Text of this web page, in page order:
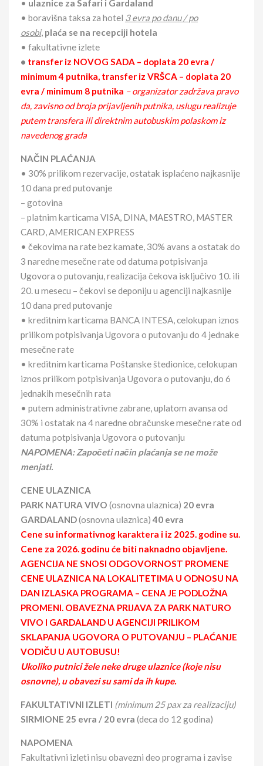
• ulaznice za Safari i Gardaland
• boravišna taksa za hotel 3 evra po danu / po
osobi, plaća se na recepciji hotela
• fakultativne izlete
• transfer iz NOVOG SADA – doplata 20 evra /
minimum 4 putnika, transfer iz VRŠCA – doplata 20
evra / minimum 8 putnika – organizator zadržava pravo
da, zavisno od broja prijavljenih putnika, uslugu realizuje
putem transfera ili direktnim autobuskim polaskom iz
navedenog grada
NAČIN PLAĆANJA
• 30% prilikom rezervacije, ostatak isplaćeno najkasnije
10 dana pred putovanje
– gotovina
– platnim karticama VISA, DINA, MAESTRO, MASTER
CARD, AMERICAN EXPRESS
• čekovima na rate bez kamate, 30% avans a ostatak do
3 naredne mesečne rate od datuma potpisivanja
Ugovora o putovanju, realizacija čekova isključivo 10. ili
20. u mesecu – čekovi se deponiju u agenciji najkasnije
10 dana pred putovanje
• kreditnim karticama BANCA INTESA, celokupan iznos
prilikom potpisivanja Ugovora o putovanju do 4 jednake
mesečne rate
• kreditnim karticama Poštanske štedionice, celokupan
iznos prilikom potpisivanja Ugovora o putovanju, do 6
jednakih mesečnih rata
• putem administrativne zabrane, uplatom avansa od
30% i ostatak na 4 naredne obračunske mesečne rate od
datuma potpisivanja Ugovora o putovanju
NAPOMENA: Započeti način plaćanja se ne može
menjati.
CENE ULAZNICA
PARK NATURA VIVO (osnovna ulaznica) 20 evra
GARDALAND(osnovna ulaznica)40 evra
Cene su informativnog karaktera i iz 2025. godine su.
Cene za 2026. godinu će biti naknadno objavljene.
AGENCIJA NE SNOSI ODGOVORNOST PROMENE
CENE ULAZNICA NA LOKALITETIMA U ODNOSU NA
DAN IZLASKA PROGRAMA – CENA JE PODLOŽNA
PROMENI. OBAVEZNA PRIJAVA ZA PARK NATURO
VIVO I GARDALAND U AGENCIJI PRILIKOM
SKLAPANJA UGOVORA O PUTOVANJU – PLAĆANJE
VODIČU U AUTOBUSU!
Ukoliko putnici žele neke druge ulaznice (koje nisu
osnovne), u obavezi su sami da ih kupe.
FAKULTATIVNI IZLETI (minimum 25 pax za realizaciju)
SIRMIONE 25 evra / 20 evra (deca do 12 godina)
NAPOMENA
Fakultativni izleti nisu obavezni deo programa i zavise